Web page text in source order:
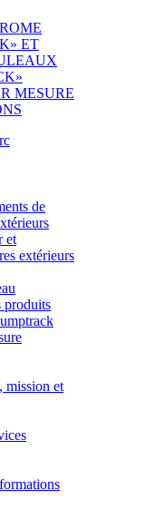
ET
MESURE
de
et
extérieurs
produits
mission et